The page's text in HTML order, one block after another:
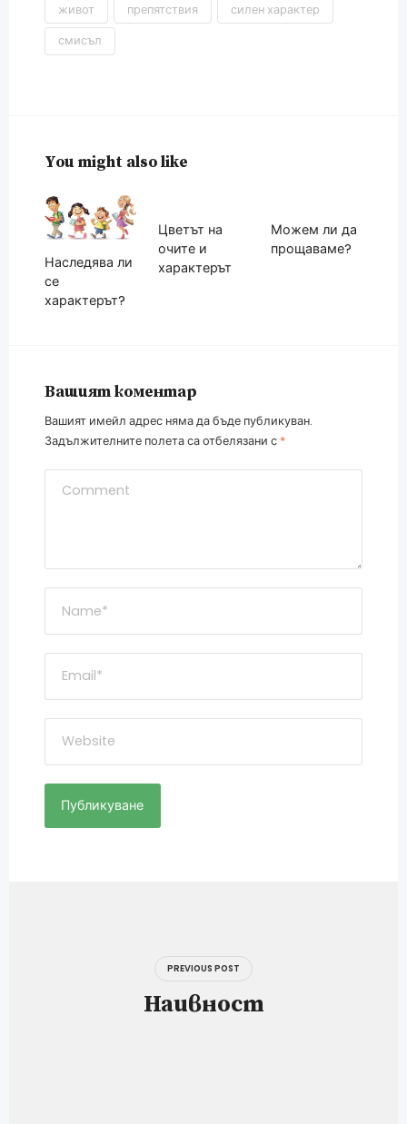
живот препятствия силен характер
смисъл
You might also like
Наследява ли
се
характерът?
Цветът на
очите и
характерът
Можем ли да
прощаваме?
Вашият коментар
Вашият имейл адрес няма да бъде публикуван.
Задължителните полета са отбелязани с *
PREVIOUS POST
Наивност